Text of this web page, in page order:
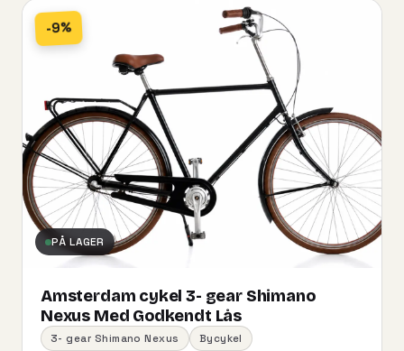
-9%
PÅ LAGER
Amsterdam cykel 3- gear Shimano
Nexus Med Godkendt Lås
3- gear Shimano Nexus Bycykel